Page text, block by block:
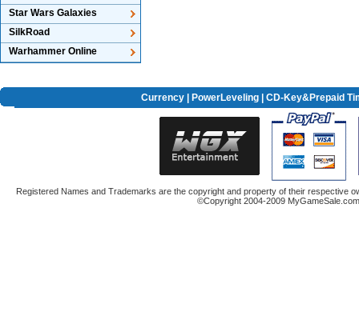
Star Wars Galaxies
SilkRoad
Warhammer Online
Currency| PowerLeveling| CD-Key&Prepaid
Registered Names and Trademarks are the copyright and property of their respective
©Copyright 2004-2009